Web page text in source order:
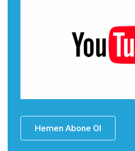
Hemen Abone Ol